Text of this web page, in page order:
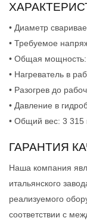
• Диаметр
• Требуемое
• Общая мощность:
• Нагреватель в
• Разогрев до
• Давление в
• Общий вес: 3 315
ГАРАНТИЯ
Наша компания
итальянского
реализуемого
соответствии с